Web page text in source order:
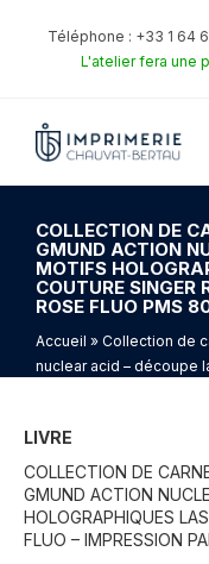
Téléphone : +33 1 64
L'atelier fera une
COLLECTION DE
GMUND ACTION
MOTIFS
COUTURE SINGER
ROSE FLUO PMS
Accueil » Collection de
nuclear acid – découpe
LIVRE
COLLECTION DE
GMUND ACTION
HOLOGRAPHIQUES
FLUO – IMPRESSION